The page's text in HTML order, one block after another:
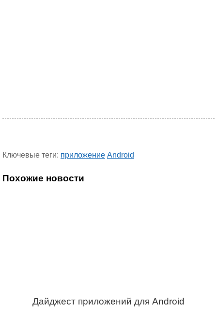
Ключевые теги: приложение Android
Похожие новости
Дайджест приложений для Android